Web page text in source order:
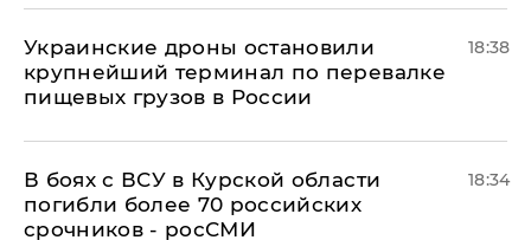
Украинские дроны остановили
крупнейший терминал по перевалке
пищевых грузов в России
18:38
В боях с ВСУ в Курской области
погибли более 70 российских
срочников - росСМИ
18:34